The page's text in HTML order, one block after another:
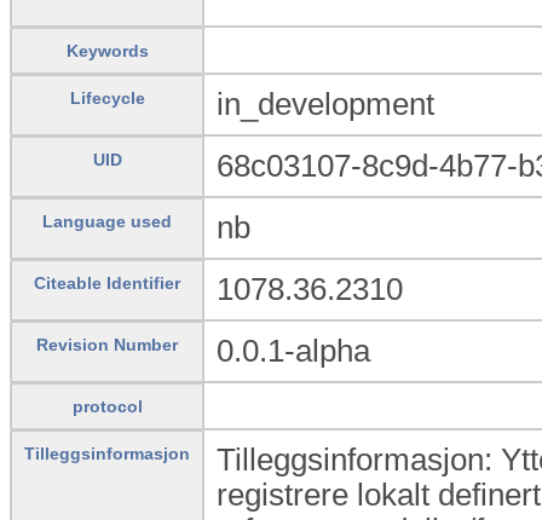
Keywords
Lifecycle in_development
UID 68c03107-8c9d-4b77-
Language used nb
Citeable Identifier 1078.36.2310
Revision Number 0.0.1-alpha
protocol
Tilleggsinformasjon
Tilleggsinformasjon:
registrere lokalt